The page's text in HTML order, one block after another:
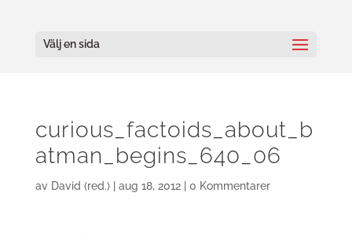
Välj en sida
curious_factoids_about_b
atman_begins_640_06
av David (red.)| aug 18, 2012| 0 Kommentarer